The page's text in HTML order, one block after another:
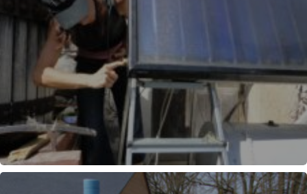
SOLAIRE THERMIQUE